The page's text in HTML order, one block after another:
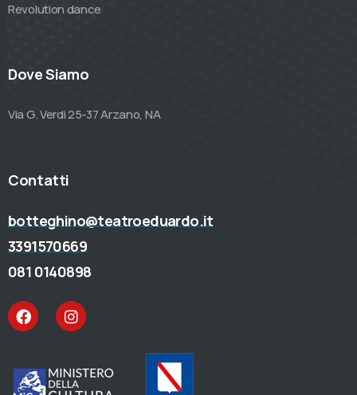
Revolution dance
Dove Siamo
Via G. Verdi 25-37 Arzano, NA
Contatti
botteghino@teatroeduardo.it
3391570669
081 0140898